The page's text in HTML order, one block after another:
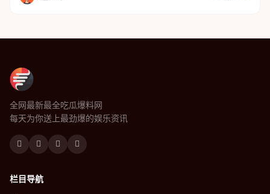
全网最新最全吃瓜爆料网
每天为你送上最劲爆的娱乐资讯
栏目导航